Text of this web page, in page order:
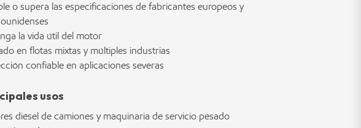
o supera las especificaciones de fabricantes europeos y
la vida útil del motor
en flotas mixtas y múltiples industrias
confiable en aplicaciones severas
usos
diésel de camiones y maquinaria de servicio pesado